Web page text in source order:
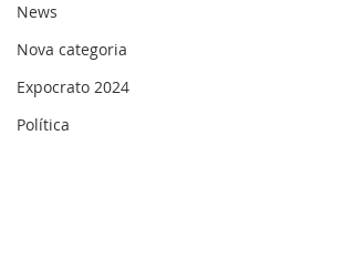
News
Nova categoria
Expocrato 2024
Política